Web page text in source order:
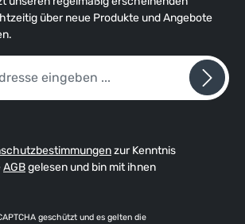
über neue Produkte und Angebote
zur Kenntnis
AGBgelesen und bin mit ihnen
geschützt und es gelten die